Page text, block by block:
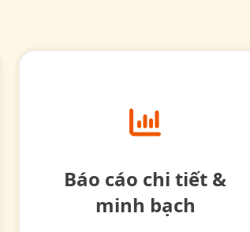
Báo cáo chi tiết &
minh bạch